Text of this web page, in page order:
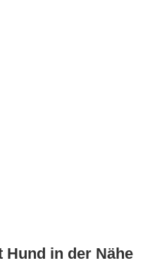
Hund in der Nähe